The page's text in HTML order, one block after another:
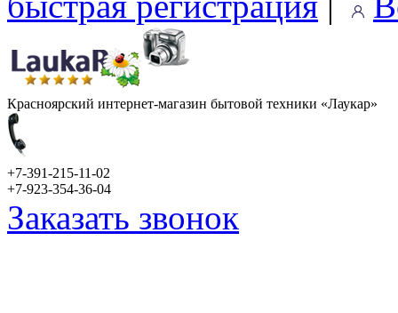
Красноярский интернет-магазин бытовой техники «Лаукар»
+7-391-215-11-02
+7-923-354-36-04
Заказать звонок